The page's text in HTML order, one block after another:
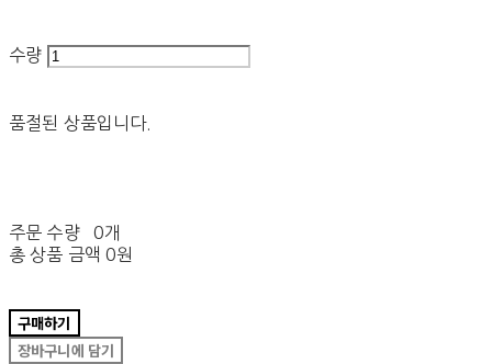
수량
품절된 상품입니다.
주문 수량
0개
총 상품 금액 0원
구매하기
장바구니에 담기